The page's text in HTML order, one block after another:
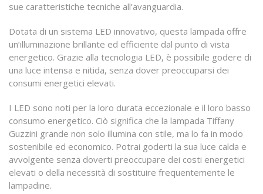
sue caratteristiche tecniche all’avanguardia.
Dotata di un sistema LED innovativo, questa lampada offre
un’illuminazione brillante ed efficiente dal punto di vista
energetico. Grazie alla tecnologia LED, è possibile godere di
una luce intensa e nitida, senza dover preoccuparsi dei
consumi energetici elevati.
I LED sono noti per la loro durata eccezionale e il loro basso
consumo energetico. Ciò significa che la lampada Tiffany
Guzzini grande non solo illumina con stile, ma lo fa in modo
sostenibile ed economico. Potrai goderti la sua luce calda e
avvolgente senza doverti preoccupare dei costi energetici
elevati o della necessità di sostituire frequentemente le
lampadine.